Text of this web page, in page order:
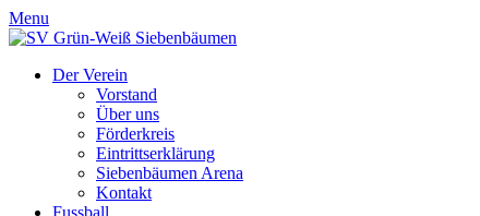
Menu
Der Verein
Vorstand
Über uns
Förderkreis
Eintrittserklärung
Siebenbäumen Arena
Kontakt
Fussball